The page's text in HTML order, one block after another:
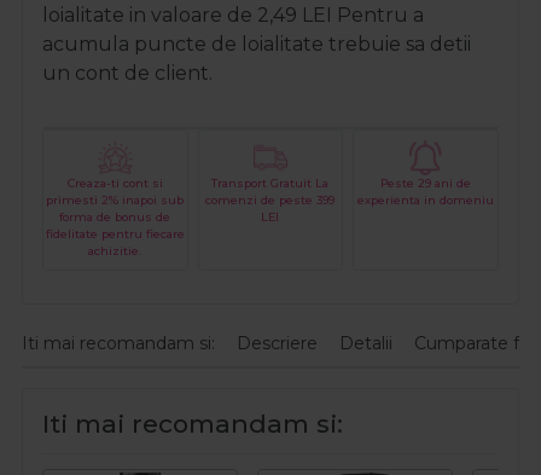
loialitate in valoare de 2,49 LEI
Pentru a
acumula puncte de loialitate trebuie sa detii
un cont de client.
Creaza-ti cont si
primesti 2% inapoi sub
forma de bonus de
fidelitate pentru fiecare
achizitie.
Transport Gratuit La
comenzi de peste 399
LEI
Peste 29 ani de
experienta in domeniu
Iti mai recomandam si: Descriere Detalii Cumparate
Iti mai recomandam si: